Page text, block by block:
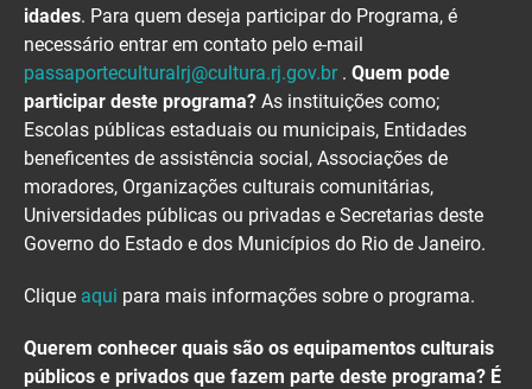
idades. Para quem deseja participar do Programa, é
necessário entrar em contato pelo e-mail
passaporteculturalrj@cultura.rj.gov.br . Quem pode
participar deste programa? As instituições como;
Escolas públicas estaduais ou municipais, Entidades
beneficentes de assistência social, Associações de
moradores, Organizações culturais comunitárias,
Universidades públicas ou privadas e Secretarias deste
Governo do Estado e dos Municípios do Rio de Janeiro.
Clique aqui para mais informações sobre o programa.
Querem conhecer quais são os equipamentos culturais
públicos e privados que fazem parte deste programa? É